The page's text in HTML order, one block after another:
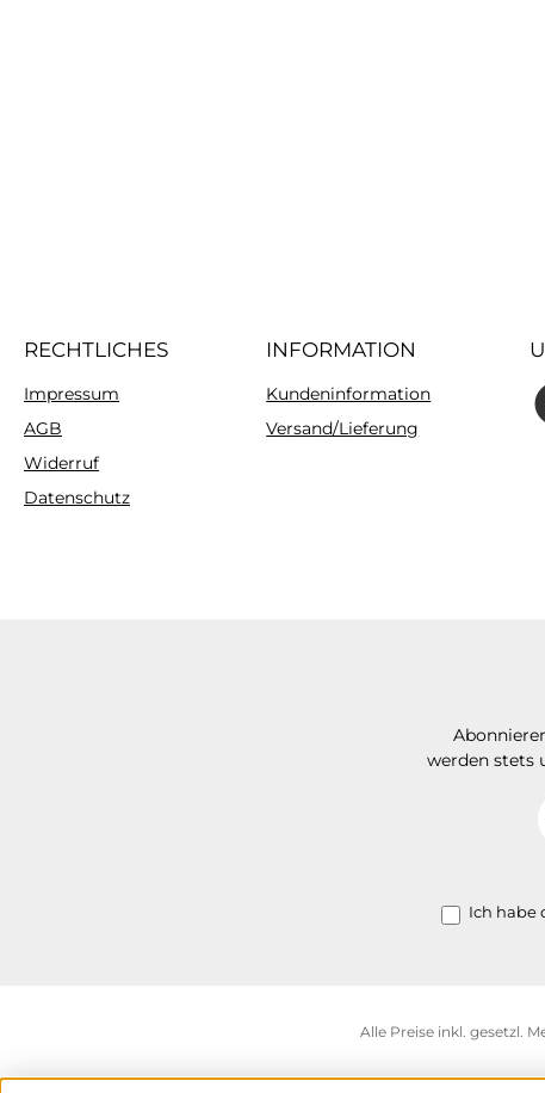
RECHTLICHES
Impressum
AGB
Widerruf
Datenschutz
INFORMATION
Kundeninformation
Versand/Lieferung
werden stets
Ich habe
Alle Preise inkl. gesetzl.